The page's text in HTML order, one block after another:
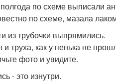
по схеме выписали
по схеме, мазала
из трубочки выпрямились.
труха, как у пенька не
фото и увидите.
- это изнутри.